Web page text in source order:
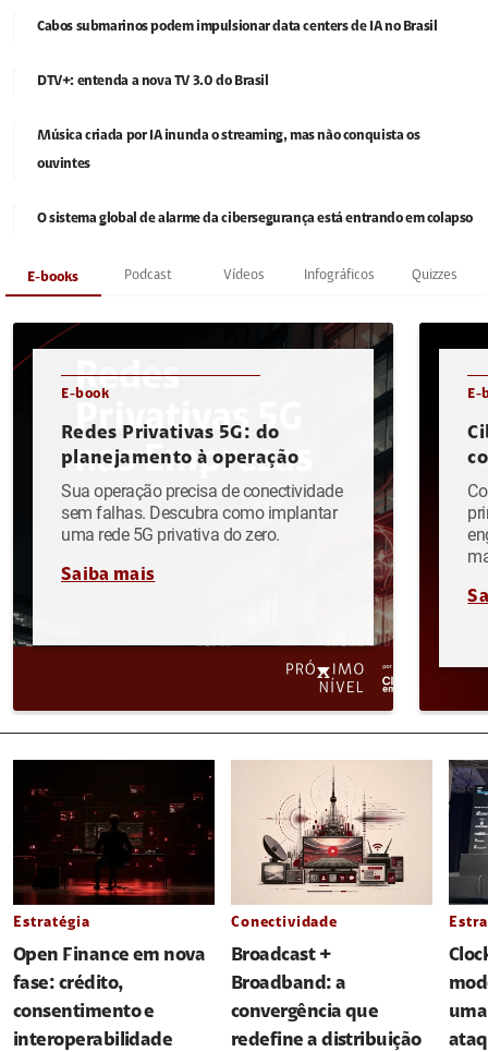
Cabos submarinos podem impulsionar data centers de IA no Brasil
DTV+: entenda a nova TV 3.0 do Brasil
Música criada por IA inunda o streaming, mas não conquista os
ouvintes
O sistema global de alarme da cibersegurança está entrando em colapso
E-books Podcast Vídeos Infográficos Quizzes
E-book
Redes Privativas 5G: do
planejamento à operação
Sua operação precisa de conectividade
sem falhas. Descubra como implantar
uma rede 5G privativa do zero.
Saiba mais
E-
Estratégia
Open Finance em nova
fase: crédito,
consentimento e
interoperabilidade
Conectividade
Broadcast +
Broadband: a
convergência que
redefine a distribuição